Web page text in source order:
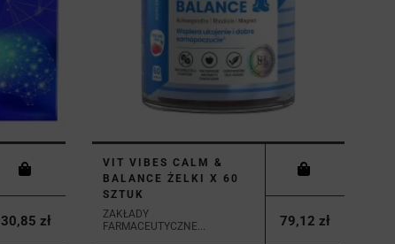
30,85 zł
VIT VIBES CALM &
BALANCE ŻELKI X 60
SZTUK
ZAKŁADY
FARMACEUTYCZNE...
79,12 zł